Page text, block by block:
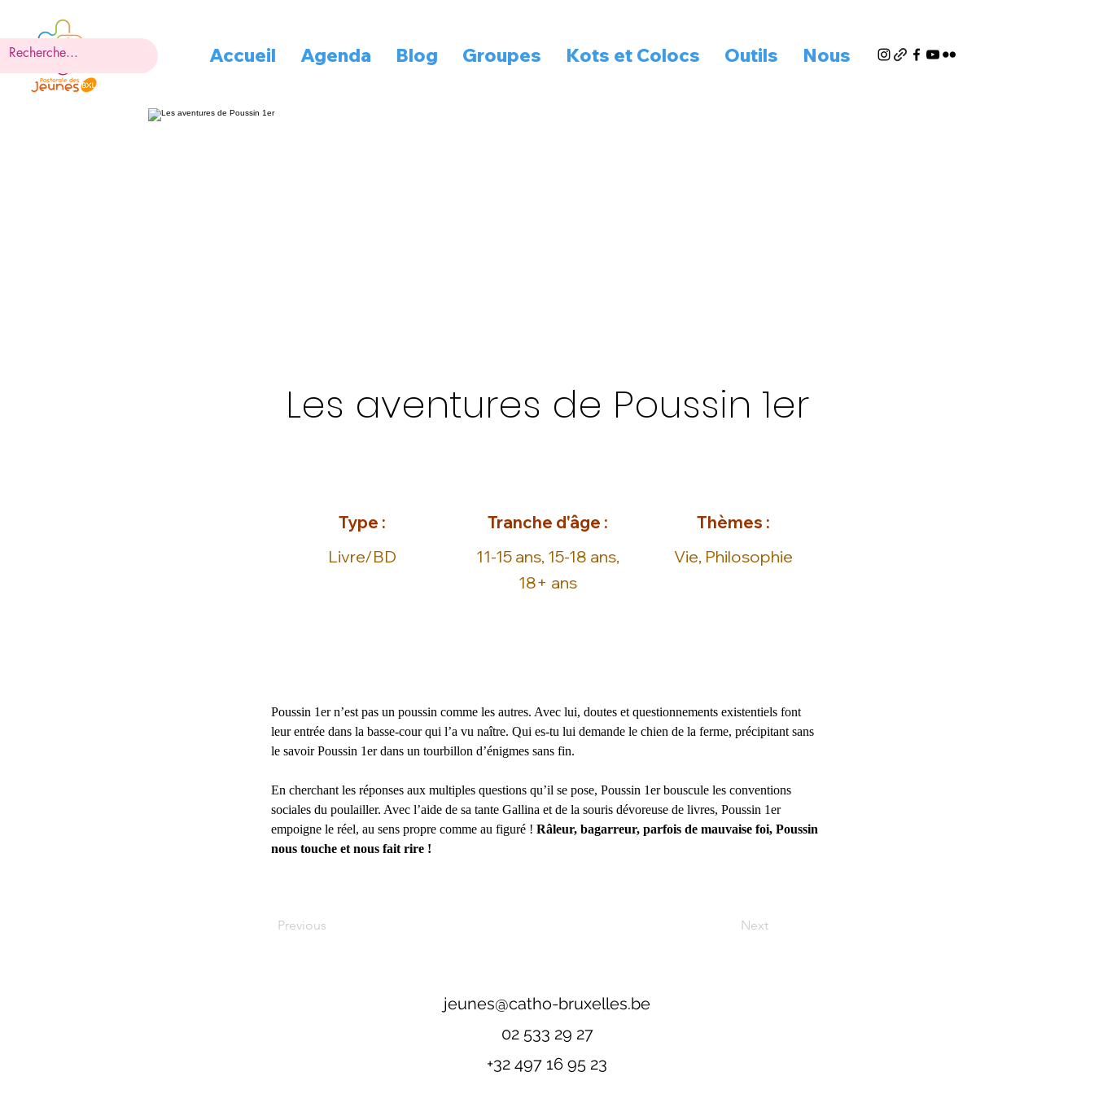
Accueil Agenda Blog Groupes Kots et Colocs Outils Nous
Type : Tranche d'âge : Thèmes :
Les aventures de Poussin 1er
Livre/BD
11-15 ans, 15-18 ans,
18+ ans
Vie, Philosophie
Poussin 1er n’est pas un poussin comme les autres. Avec lui, doutes et questionnements existentiels font
leur entrée dans la basse-cour qui l’a vu naître. Qui es-tu lui demande le chien de la ferme, précipitant sans
le savoir Poussin 1er dans un tourbillon d’énigmes sans fin.
En cherchant les réponses aux multiples questions qu’il se pose, Poussin 1er bouscule les conventions
sociales du poulailler. Avec l’aide de sa tante Gallina et de la souris dévoreuse de livres, Poussin 1er
empoigne le réel, au sens propre comme au figuré ! Râleur, bagarreur, parfois de mauvaise foi, Poussin
nous touche et nous fait rire !
Previous Next
jeunes@catho-bruxelles.be
02 533 29 27
+32 497 16 95 23